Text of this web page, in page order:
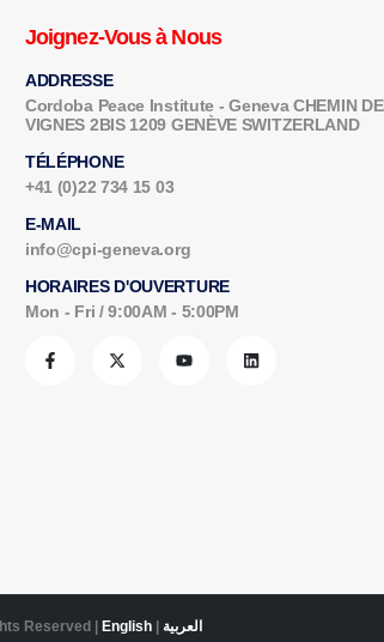
Joignez-Vous à Nous
ADDRESSE
Cordoba Peace Institute - Geneva CHEMIN
VIGNES 2BIS 1209 GENÈVE SWITZERLAND
TÉLÉPHONE
+41 (0)22 734 15 03
E-MAIL
info@cpi-geneva.org
HORAIRES D'OUVERTURE
Mon - Fri / 9:00AM - 5:00PM
Reserved | English | العربية